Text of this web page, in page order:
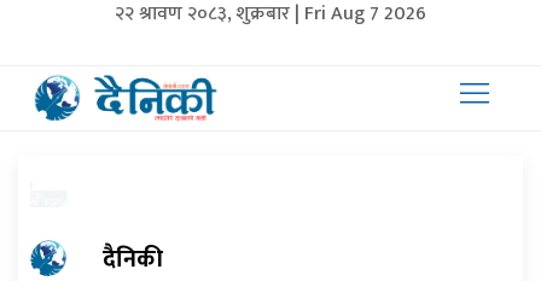
२२ श्रावण २०८३, शुक्रबार | Fri Aug 7 2026
दैनिकी